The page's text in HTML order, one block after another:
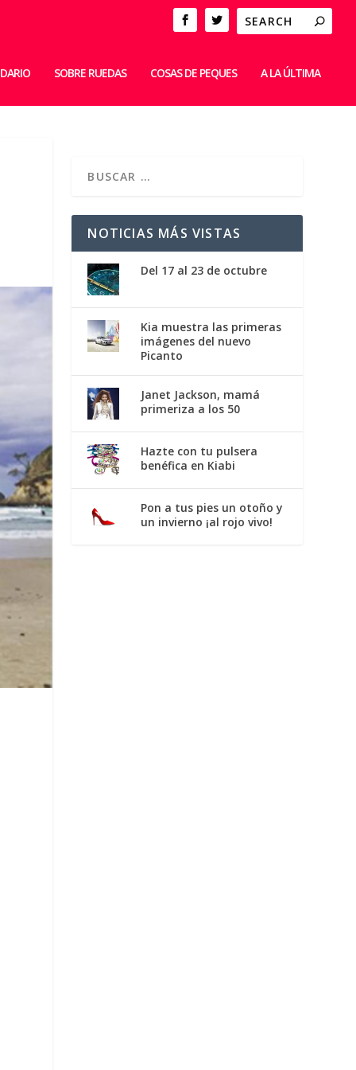
SOBRE RUEDAS COSAS DE PEQUES A LA ÚLTIMA
NOTICIAS MÁS VISTAS
Del 17 al 23 de octubre
Kia muestra las primeras
imágenes del nuevo
Picanto
Janet Jackson, mamá
primeriza a los 50
Hazte con tu pulsera
benéfica en Kiabi
Pon a tus pies un otoño y
un invierno ¡al rojo vivo!